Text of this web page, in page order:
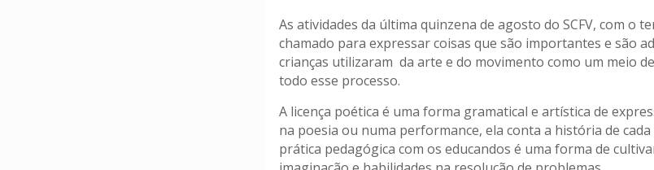
As atividades da última quinzena de agosto do SCFV, com o
chamado para expressar coisas que são importantes e são
crianças utilizaram da arte e do movimento como um meio
todo esse processo.
A licença poética é uma forma gramatical e artística de
na poesia ou numa performance, ela conta a história de
prática pedagógica com os educandos é uma forma de